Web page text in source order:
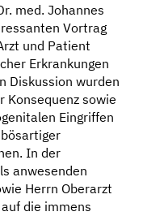
med. Johannes
Vortrag
und Patient
Erkrankungen
Diskussion wurden
Konsequenz sowie
Eingriffen
In der
anwesenden
Herrn Oberarzt
die immens